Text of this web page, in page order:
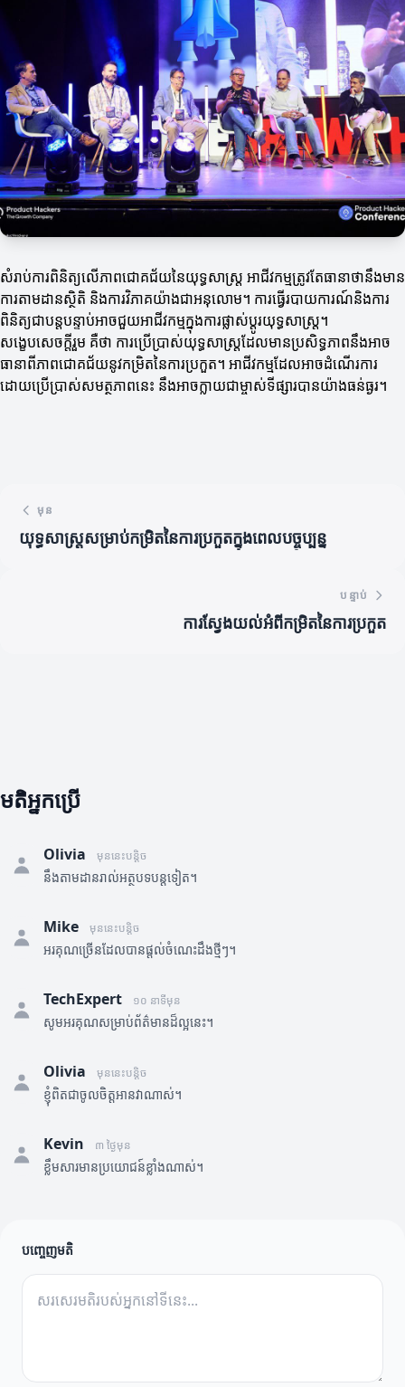
សំរាប់ការពិនិត្យលើភាពជោគជ័យនៃយុទ្ធសាស្ត្រ អាជីវកម្មត្រូវតែធានាថានឹងមាន
ការតាមដានស្ថិតិ និងការវិភាគយ៉ាងជាអនុលោម។ ការធ្វើរបាយការណ៍និងការ
ពិនិត្យជាបន្តបន្ទាប់អាចជួយអាជីវកម្មក្នុងការផ្លាស់ប្តូរយុទ្ធសាស្ត្រ។
សង្ខេបសេចក្តីរួម គឺថា ការប្រើប្រាស់យុទ្ធសាស្ត្រដែលមានប្រសិទ្ធភាពនឹងអាច
ធានាពីភាពជោគជ័យនូវកម្រិតនៃការប្រកួត។ អាជីវកម្មដែលអាចដំណើរការ
ដោយប្រើប្រាស់សមត្ថភាពនេះ នឹងអាចក្លាយជាម្ចាស់ទីផ្សារបានយ៉ាងធន់ធ្ងរ។
មុន
យុទ្ធសាស្ត្រសម្រាប់កម្រិតនៃការប្រកួតក្នុងពេលបច្ចុប្បន្ន
បន្ទាប់
ការស្វែងយល់អំពីកម្រិតនៃការប្រកួត
មតិអ្នកប្រើ
Olivia មុននេះបន្តិច
នឹងតាមដានរាល់អត្ថបទបន្តទៀត។
Mike មុននេះបន្តិច
អរគុណច្រើនដែលបានផ្តល់ចំណេះដឹងថ្មីៗ។
TechExpert ១០ នាទីមុន
សូមអរគុណសម្រាប់ព័ត៌មានដ៏ល្អនេះ។
Olivia មុននេះបន្តិច
ខ្ញុំពិតជាចូលចិត្តអានវាណាស់។
Kevin ៣ ថ្ងៃមុន
ខ្លឹមសារមានប្រយោជន៍ខ្លាំងណាស់។
បញ្ចេញមតិ